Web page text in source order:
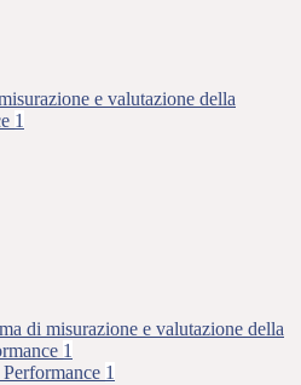
e valutazione della
1
di misurazione e valutazione della
1
1